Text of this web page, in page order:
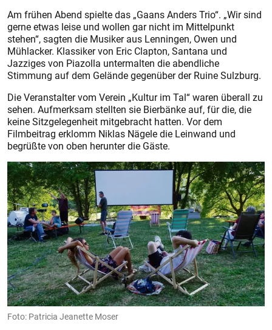
Am frühen Abend spielte das „Gaans Anders Trio“. „Wir sind
gerne etwas leise und wollen gar nicht im Mittelpunkt
stehen“, sagten die Musiker aus Lenningen, Owen und
Mühlacker. Klassiker von Eric Clapton, Santana und
Jazziges von Piazolla untermalten die abendliche
Stimmung auf dem Gelände gegenüber der Ruine Sulzburg.
Die Veranstalter vom Verein „Kultur im Tal“ waren überall zu
sehen. Aufmerksam stellten sie Bierbänke auf, für die, die
keine Sitzgelegenheit mitgebracht hatten. Vor dem
Filmbeitrag erklomm Niklas Nägele die Leinwand und
begrüßte von oben herunter die Gäste.
Foto: Patricia Jeanette Moser